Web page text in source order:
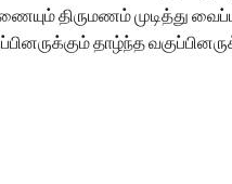
திருமணம் முடித்து
தாழ்ந்த